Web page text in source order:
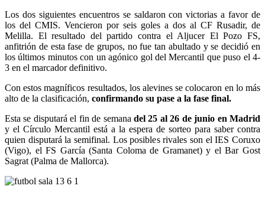
Los dos siguientes encuentros se saldaron con victorias a favor de
los del CMIS. Vencieron por seis goles a dos al CF Rusadir, de
Melilla. El resultado del partido contra el Aljucer El Pozo FS,
anfitrión de esta fase de grupos, no fue tan abultado y se decidió en
los últimos minutos con un agónico gol del Mercantil que puso el 4-
3 en el marcador definitivo.
Con estos magníficos resultados, los alevines se colocaron en lo más
alto de la clasificación, confirmando su pase a la fase final.
Esta se disputará el fin de semana del 25 al 26 de junio en Madrid
y el Círculo Mercantil está a la espera de sorteo para saber contra
quien disputará la semifinal. Los posibles rivales son el IES Coruxo
(Vigo), el FS García (Santa Coloma de Gramanet) y el Bar Gost
Sagrat (Palma de Mallorca).